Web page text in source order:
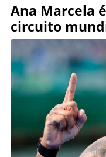
Ana Marcela
circuito